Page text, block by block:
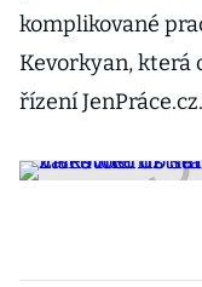
komplikované
Kevorkyan, která
řízení JenPráce.cz.